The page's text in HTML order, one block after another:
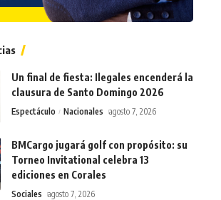
Un final de fiesta: Ilegales encenderá la
clausura de Santo Domingo 2026
Espectáculo Nacionales agosto 7, 2026
BMCargo jugará golf con propósito: su
Torneo Invitational celebra 13
ediciones en Corales
Sociales agosto 7, 2026